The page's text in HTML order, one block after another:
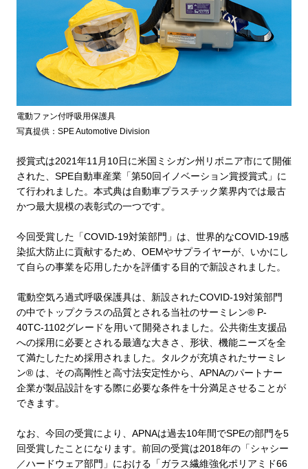
電動ファン付呼吸用保護具
写真提供： SPE Automotive Division
授賞式は2021年11 月 10日に米国ミシガン州リボニア市にて開催
された、 SPE自動車産業「第50回イノベーション賞授賞式」に
て行われました。本式典は自動車プラスチック業界内では最古
かつ最大規模の表彰式の一つです。
今回受賞した「COVID-19対策部門」は、世界的なCOVID-19感
染拡大防止に貢献するため、 OEMやサプライヤーが、いかにし
て自らの事業を応用したかを評価する目的で新設されました。
電動空気ろ過式呼吸保護具は、新設されたCOVID-19対策部門
の中でトップクラスの品質とされる当社のサーミレン® P-
40TC-1102グレードを用いて開発されました。公共衛生支援品
への採用に必要とされる最適な大きさ、形状、機能ニーズを全
て満たしたため採用されました。タルクが充填されたサーミレ
ン® は、その高剛性と高寸法安定性から、 APNAのパートナー
企業が製品設計をする際に必要な条件を十分満足させることが
できます。
なお、今回の受賞により、 APNAは過去10年間でSPEの部門を5
回受賞したことになります。前回の受賞は2018年の「シャシー
／ハードウェア部門」における「ガラス繊維強化ポリアミド66